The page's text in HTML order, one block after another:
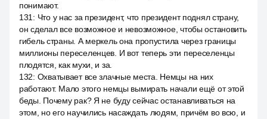
понимают.
131 : Что у нас за президент, что президент поднял страну,
он сделал все возможное и невозможное, чтобы остановить
гибель страны. А меркель она пропустила через границы
миллионы переселенцев. И вот теперь эти переселенцы
плодятся, как мухи, и за.
132: Охватывает все злачные места. Немцы на них
работают. Мало этого немцы вымирать начали ещё от этой
беды. Почему рак? Я не буду сейчас останавливаться на
этом, но его научились насаждать людям, причём во всю, и